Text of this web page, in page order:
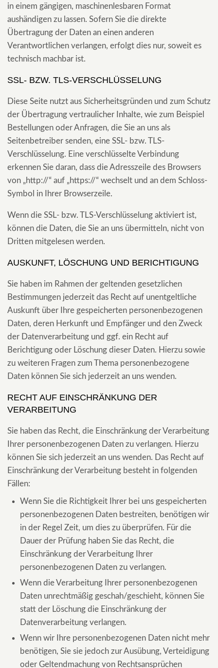
in einem gängigen, maschinenlesbaren Format
aushändigen zu lassen. Sofern Sie die direkte
Übertragung der Daten an einen anderen
Verantwortlichen verlangen, erfolgt dies nur, soweit es
technisch machbar ist.
SSL- BZW. TLS-VERSCHLÜSSELUNG
Diese Seite nutzt aus Sicherheitsgründen und zum Schutz
der Übertragung vertraulicher Inhalte, wie zum Beispiel
Bestellungen oder Anfragen, die Sie an uns als
Seitenbetreiber senden, eine SSL- bzw. TLS-
Verschlüsselung. Eine verschlüsselte Verbindung
erkennen Sie daran, dass die Adresszeile des Browsers
von „http://“ auf „https://“ wechselt und an dem Schloss-
Symbol in Ihrer Browserzeile.
Wenn die SSL- bzw. TLS-Verschlüsselung aktiviert ist,
können die Daten, die Sie an uns übermitteln, nicht von
Dritten mitgelesen werden.
AUSKUNFT, LÖSCHUNG UND BERICHTIGUNG
Sie haben im Rahmen der geltenden gesetzlichen
Bestimmungen jederzeit das Recht auf unentgeltliche
Auskunft über Ihre gespeicherten personenbezogenen
Daten, deren Herkunft und Empfänger und den Zweck
der Datenverarbeitung und ggf. ein Recht auf
Berichtigung oder Löschung dieser Daten. Hierzu sowie
zu weiteren Fragen zum Thema personenbezogene
Daten können Sie sich jederzeit an uns wenden.
RECHT AUF EINSCHRÄNKUNG DER
VERARBEITUNG
Sie haben das Recht, die Einschränkung der Verarbeitung
Ihrer personenbezogenen Daten zu verlangen. Hierzu
können Sie sich jederzeit an uns wenden. Das Recht auf
Einschränkung der Verarbeitung besteht in folgenden
Fällen:
Wenn Sie die Richtigkeit Ihrer bei uns gespeicherten
personenbezogenen Daten bestreiten, benötigen wir
in der Regel Zeit, um dies zu überprüfen. Für die
Dauer der Prüfung haben Sie das Recht, die
Einschränkung der Verarbeitung Ihrer
personenbezogenen Daten zu verlangen.
Wenn die Verarbeitung Ihrer personenbezogenen
Daten unrechtmäßig geschah/geschieht, können Sie
statt der Löschung die Einschränkung der
Datenverarbeitung verlangen.
Wenn wir Ihre personenbezogenen Daten nicht mehr
benötigen, Sie sie jedoch zur Ausübung, Verteidigung
oder Geltendmachung von Rechtsansprüchen